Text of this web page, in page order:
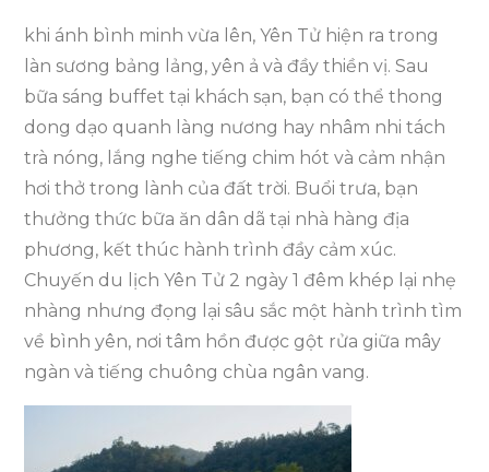
khi ánh bình minh vừa lên, Yên Tử hiện ra trong
làn sương bảng lảng, yên ả và đầy thiền vị. Sau
bữa sáng buffet tại khách sạn, bạn có thể thong
dong dạo quanh làng nương hay nhâm nhi tách
trà nóng, lắng nghe tiếng chim hót và cảm nhận
hơi thở trong lành của đất trời. Buổi trưa, bạn
thưởng thức bữa ăn dân dã tại nhà hàng địa
phương, kết thúc hành trình đầy cảm xúc.
Chuyến du lịch Yên Tử 2 ngày 1 đêm khép lại nhẹ
nhàng nhưng đọng lại sâu sắc một hành trình tìm
về bình yên, nơi tâm hồn được gột rửa giữa mây
ngàn và tiếng chuông chùa ngân vang.